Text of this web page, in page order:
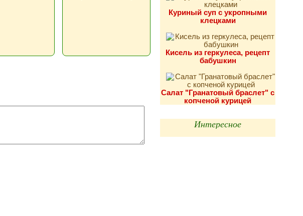
Куриный суп с укропными
клецками
Кисель из геркулеса, рецепт
бабушкин
Салат "Гранатовый браслет" с
копченой курицей
Интересное